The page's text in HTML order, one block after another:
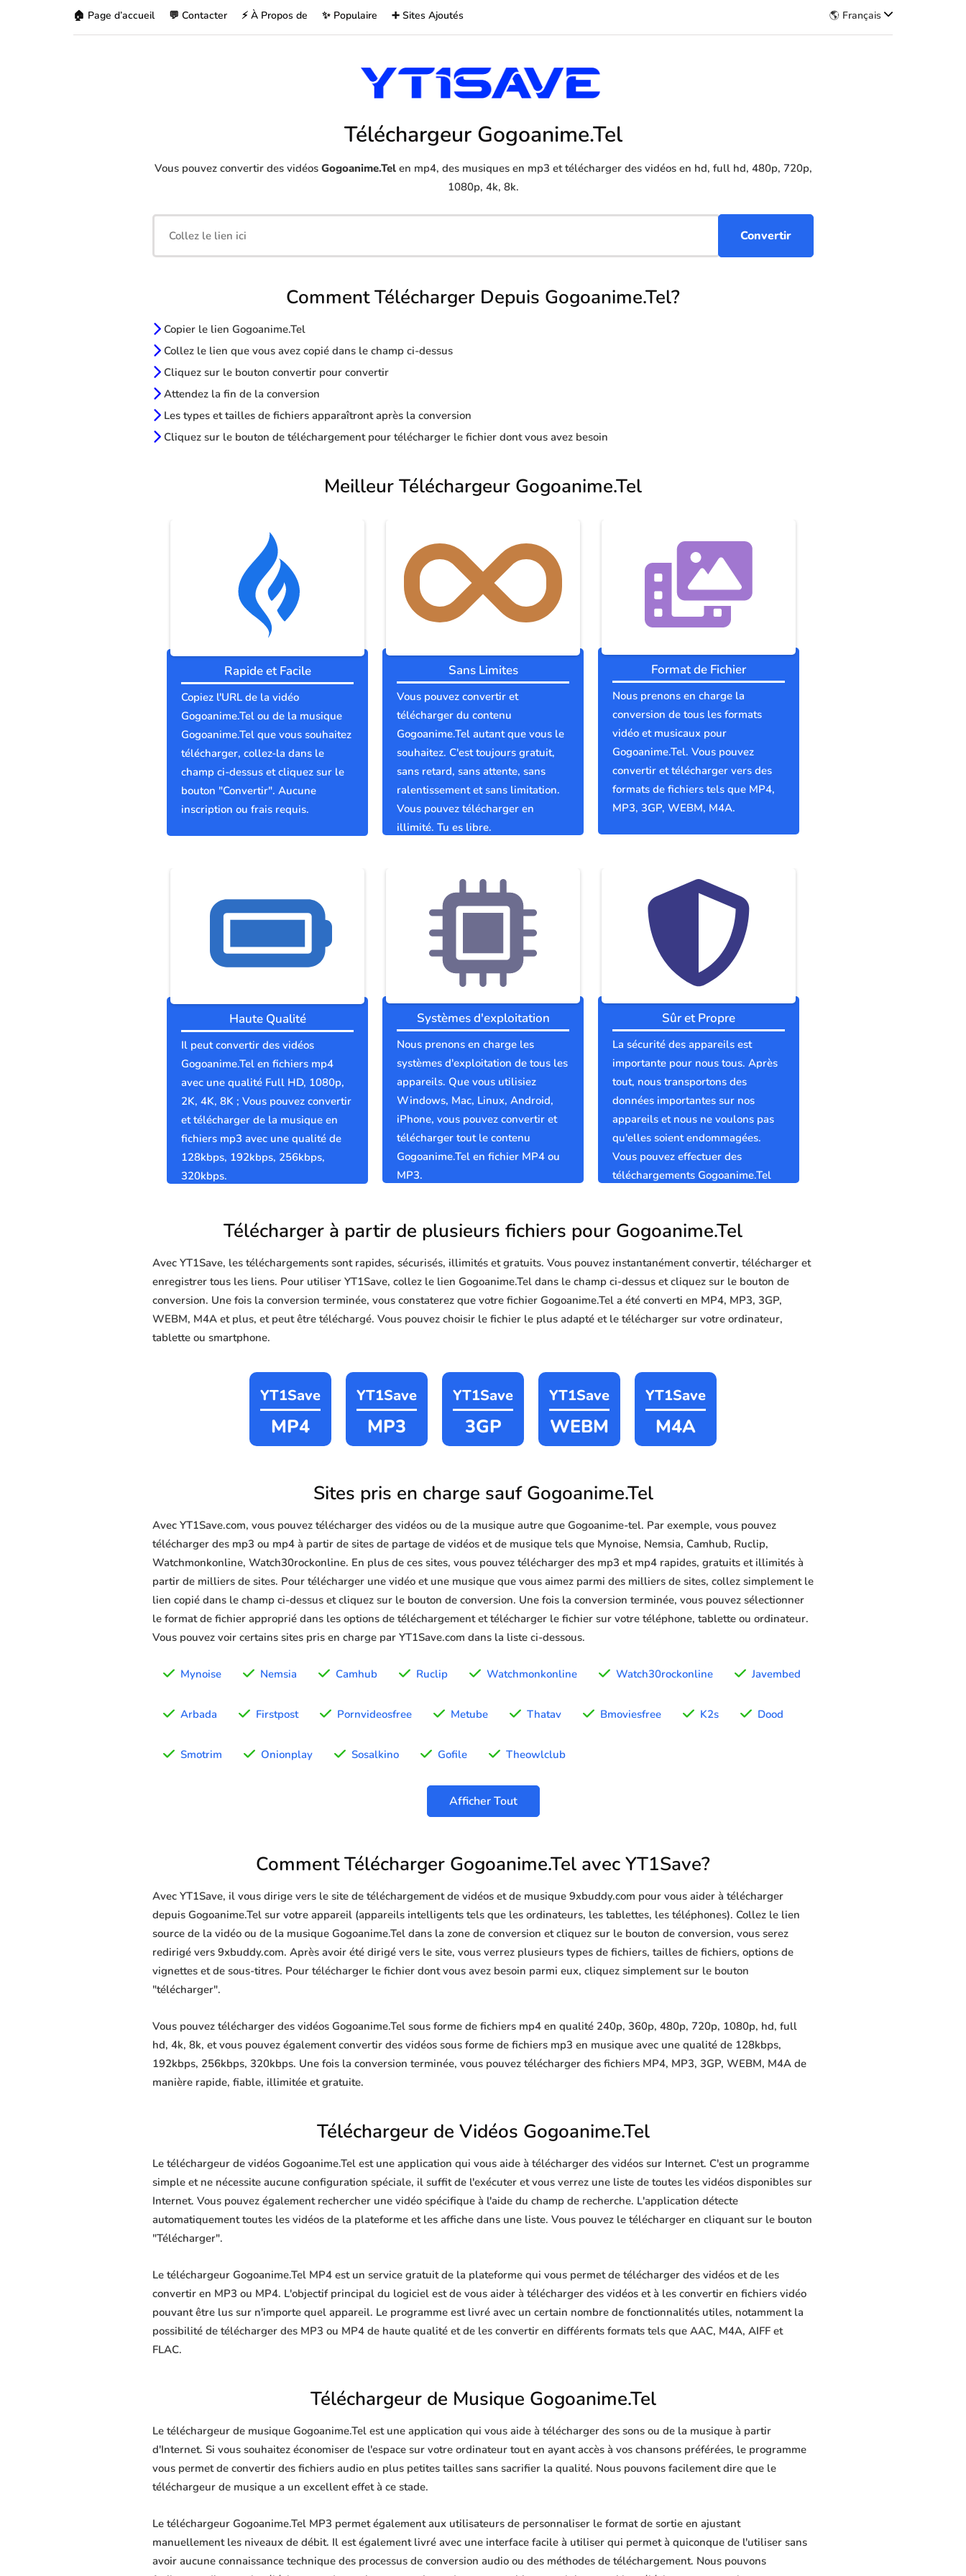
🏠 Page d’accueil 💬 Contacter ⚡ À Propos de ✨ Populaire ➕ Sites Ajoutés 🌎 Français
Téléchargeur Gogoanime.Tel
Vous pouvez convertir des vidéos Gogoanime.Telen mp4, des musiques en mp3 et télécharger des vidéos en hd, full hd, 480p, 720p,
1080p, 4k, 8k.
Comment Télécharger Depuis Gogoanime.Tel?
Copier le lien Gogoanime.Tel
Collez le lien que vous avez copié dans le champ ci-dessus
Cliquez sur le bouton convertir pour convertir
Attendez la fin de la conversion
Les types et tailles de fichiers apparaîtront après la conversion
Cliquez sur le bouton de téléchargement pour télécharger le fichier dont vous avez besoin
Meilleur Téléchargeur Gogoanime.Tel
Rapide et Facile
Copiez l'URL de la vidéo
Gogoanime.Tel ou de la musique
Gogoanime.Tel que vous souhaitez
télécharger, collez-la dans le
champ ci-dessus et cliquez sur le
bouton "Convertir". Aucune
inscription ou frais requis.
Sans Limites
Vous pouvez convertir et
télécharger du contenu
Gogoanime.Tel autant que vous le
souhaitez. C'est toujours gratuit,
sans retard, sans attente, sans
ralentissement et sans limitation.
Vous pouvez télécharger en
illimité. Tu es libre.
Format de Fichier
Nous prenons en charge la
conversion de tous les formats
vidéo et musicaux pour
Gogoanime.Tel. Vous pouvez
convertir et télécharger vers des
formats de fichiers tels que MP4,
MP3, 3GP, WEBM, M4A.
Haute Qualité
Il peut convertir des vidéos
Gogoanime.Tel en fichiers mp4
avec une qualité Full HD, 1080p,
2K, 4K, 8K ; Vous pouvez convertir
et télécharger de la musique en
fichiers mp3 avec une qualité de
128kbps, 192kbps, 256kbps,
320kbps.
Systèmes d'exploitation
Nous prenons en charge les
systèmes d'exploitation de tous les
appareils. Que vous utilisiez
Windows, Mac, Linux, Android,
iPhone, vous pouvez convertir et
télécharger tout le contenu
Gogoanime.Tel en fichier MP4 ou
MP3.
Sûr et Propre
La sécurité des appareils est
importante pour nous tous. Après
tout, nous transportons des
données importantes sur nos
appareils et nous ne voulons pas
qu'elles soient endommagées.
Vous pouvez effectuer des
téléchargements Gogoanime.Tel
Télécharger à partir de plusieurs fichiers pour Gogoanime.Tel
Avec YT1Save, les téléchargements sont rapides, sécurisés, illimités et gratuits. Vous pouvez instantanément convertir, télécharger et
enregistrer tous les liens. Pour utiliser YT1Save, collez le lien Gogoanime.Tel dans le champ ci-dessus et cliquez sur le bouton de
conversion. Une fois la conversion terminée, vous constaterez que votre fichier Gogoanime.Tel a été converti en MP4, MP3, 3GP,
WEBM, M4A et plus, et peut être téléchargé. Vous pouvez choisir le fichier le plus adapté et le télécharger sur votre ordinateur,
tablette ou smartphone.
YT1Save
MP4
YT1Save
MP3
YT1Save
3GP
YT1Save
WEBM
YT1Save
M4A
Sites pris en charge sauf Gogoanime.Tel
Avec YT1Save.com, vous pouvez télécharger des vidéos ou de la musique autre que Gogoanime-tel. Par exemple, vous pouvez
télécharger des mp3 ou mp4 à partir de sites de partage de vidéos et de musique tels que Mynoise, Nemsia, Camhub, Ruclip,
Watchmonkonline, Watch30rockonline. En plus de ces sites, vous pouvez télécharger des mp3 et mp4 rapides, gratuits et illimités à
partir de milliers de sites. Pour télécharger une vidéo et une musique que vous aimez parmi des milliers de sites, collez simplement le
lien copié dans le champ ci-dessus et cliquez sur le bouton de conversion. Une fois la conversion terminée, vous pouvez sélectionner
le format de fichier approprié dans les options de téléchargement et télécharger le fichier sur votre téléphone, tablette ou ordinateur.
Vous pouvez voir certains sites pris en charge par YT1Save.com dans la liste ci-dessous.
Mynoise Nemsia Camhub Ruclip Watchmonkonline Watch30rockonline Javembed
Arbada Firstpost Pornvideosfree Metube Thatav Bmoviesfree K2s Dood
Smotrim Onionplay Sosalkino Gofile Theowlclub
Afficher Tout
Comment Télécharger Gogoanime.Tel avec YT1Save?
Avec YT1Save, il vous dirige vers le site de téléchargement de vidéos et de musique 9xbuddy.com pour vous aider à télécharger
depuis Gogoanime.Tel sur votre appareil (appareils intelligents tels que les ordinateurs, les tablettes, les téléphones). Collez le lien
source de la vidéo ou de la musique Gogoanime.Tel dans la zone de conversion et cliquez sur le bouton de conversion, vous serez
redirigé vers 9xbuddy.com. Après avoir été dirigé vers le site, vous verrez plusieurs types de fichiers, tailles de fichiers, options de
vignettes et de sous-titres. Pour télécharger le fichier dont vous avez besoin parmi eux, cliquez simplement sur le bouton
"télécharger".
Vous pouvez télécharger des vidéos Gogoanime.Tel sous forme de fichiers mp4 en qualité 240p, 360p, 480p, 720p, 1080p, hd, full
hd, 4k, 8k, et vous pouvez également convertir des vidéos sous forme de fichiers mp3 en musique avec une qualité de 128kbps,
192kbps, 256kbps, 320kbps. Une fois la conversion terminée, vous pouvez télécharger des fichiers MP4, MP3, 3GP, WEBM, M4A de
manière rapide, fiable, illimitée et gratuite.
Téléchargeur de Vidéos Gogoanime.Tel
Le téléchargeur de vidéos Gogoanime.Tel est une application qui vous aide à télécharger des vidéos sur Internet. C'est un programme
simple et ne nécessite aucune configuration spéciale, il suffit de l'exécuter et vous verrez une liste de toutes les vidéos disponibles sur
Internet. Vous pouvez également rechercher une vidéo spécifique à l'aide du champ de recherche. L'application détecte
automatiquement toutes les vidéos de la plateforme et les affiche dans une liste. Vous pouvez le télécharger en cliquant sur le bouton
"Télécharger".
Le téléchargeur Gogoanime.Tel MP4 est un service gratuit de la plateforme qui vous permet de télécharger des vidéos et de les
convertir en MP3 ou MP4. L'objectif principal du logiciel est de vous aider à télécharger des vidéos et à les convertir en fichiers vidéo
pouvant être lus sur n'importe quel appareil. Le programme est livré avec un certain nombre de fonctionnalités utiles, notamment la
possibilité de télécharger des MP3 ou MP4 de haute qualité et de les convertir en différents formats tels que AAC, M4A, AIFF et
FLAC.
Téléchargeur de Musique Gogoanime.Tel
Le téléchargeur de musique Gogoanime.Tel est une application qui vous aide à télécharger des sons ou de la musique à partir
d'Internet. Si vous souhaitez économiser de l'espace sur votre ordinateur tout en ayant accès à vos chansons préférées, le programme
vous permet de convertir des fichiers audio en plus petites tailles sans sacrifier la qualité. Nous pouvons facilement dire que le
téléchargeur de musique a un excellent effet à ce stade.
Le téléchargeur Gogoanime.Tel MP3 permet également aux utilisateurs de personnaliser le format de sortie en ajustant
manuellement les niveaux de débit. Il est également livré avec une interface facile à utiliser qui permet à quiconque de l'utiliser sans
avoir aucune connaissance technique des processus de conversion audio ou des méthodes de téléchargement. Nous pouvons